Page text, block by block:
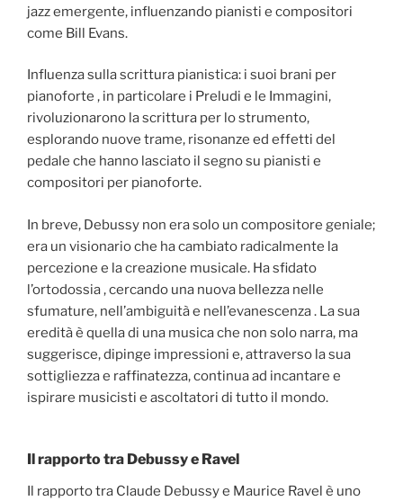
jazz emergente, influenzando pianisti e compositori
come Bill Evans.
Influenza sulla scrittura pianistica: i suoi brani per
pianoforte , in particolare i Preludi e le Immagini,
rivoluzionarono la scrittura per lo strumento,
esplorando nuove trame, risonanze ed effetti del
pedale che hanno lasciato il segno su pianisti e
compositori per pianoforte.
In breve, Debussy non era solo un compositore geniale;
era un visionario che ha cambiato radicalmente la
percezione e la creazione musicale. Ha sfidato
l’ortodossia , cercando una nuova bellezza nelle
sfumature, nell’ambiguità e nell’evanescenza . La sua
eredità è quella di una musica che non solo narra, ma
suggerisce, dipinge impressioni e, attraverso la sua
sottigliezza e raffinatezza, continua ad incantare e
ispirare musicisti e ascoltatori di tutto il mondo.
Il rapporto tra Debussy e Ravel
Il rapporto tra Claude Debussy e Maurice Ravel è uno